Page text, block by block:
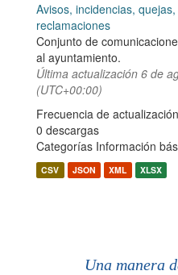
Avisos, incidencias,
reclamaciones
Conjunto de
al ayuntamiento.
Última actualización 6 de
(UTC+00:00)
Frecuencia de
0 descargas
Categorías Información
CSV JSON XML XLSX
Una manera